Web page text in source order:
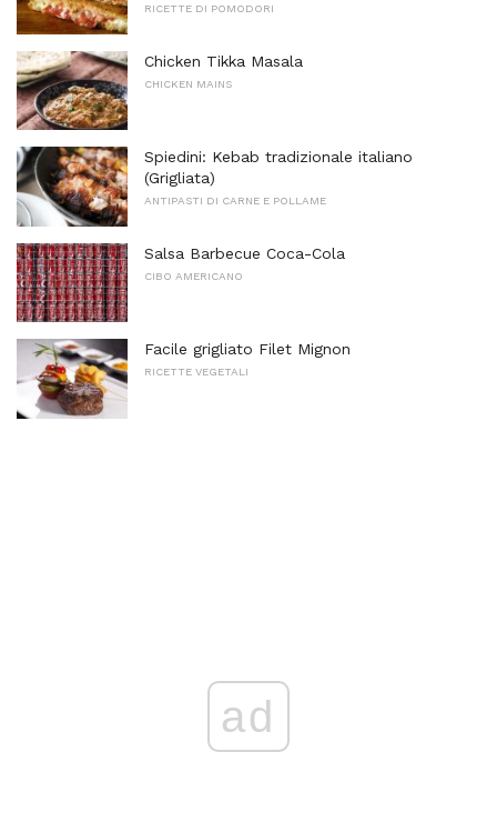
RICETTE DI POMODORI
Chicken Tikka Masala
CHICKEN MAINS
Spiedini: Kebab tradizionale italiano
(Grigliata)
ANTIPASTI DI CARNE E POLLAME
Salsa Barbecue Coca-Cola
CIBO AMERICANO
Facile grigliato Filet Mignon
RICETTE VEGETALI
ad